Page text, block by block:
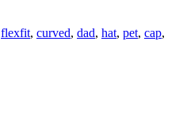
flexfit, curved, dad, hat, pet, cap,